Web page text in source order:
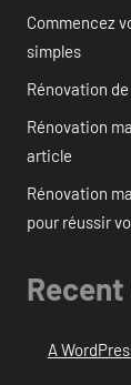
Commencez
simples
Rénovation
Rénovation
article
Rénovation
pour réussir
A